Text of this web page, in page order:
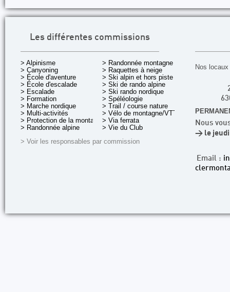
Les différentes commissions
> Alpinisme
> Canyoning
> École d'aventure
> École d'escalade
> Escalade
> Formation
> Marche nordique
> Multi-activités
> Protection de la montagne
> Randonnée alpine
> Randonnée montagne
> Raquettes à neige
> Ski alpin et hors piste
> Ski de rando alpine
> Ski rando nordique
> Spéléologie
> Trail / course nature
> Vélo de montagne/VTT
> Via ferrata
> Vie du Club
> Voir les responsables par commission
Nos
Nous
> le jeudi
Email :